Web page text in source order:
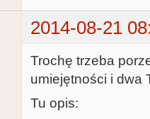
2014-08-21
Trochę trzeba
umiejętności i dwa
Tu opis: